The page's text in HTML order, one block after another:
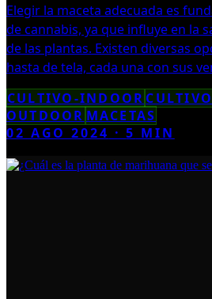
Elegir la maceta adecuada es
de cannabis, ya que influye en la
de las plantas. Existen diversas
hasta de tela, cada una con sus
CULTIVO-INDOOR
OUTDOOR MACETAS
02 AGO 2024 ·5 MIN